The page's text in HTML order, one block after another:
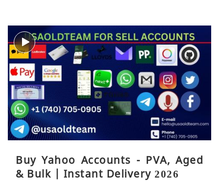
Buy Yahoo Accounts - PVA, Aged
& Bulk | Instant Delivery 2026